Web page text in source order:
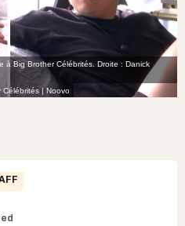
à Big Brother Célébrités. Droite : Danick
Célébrités | Noovo